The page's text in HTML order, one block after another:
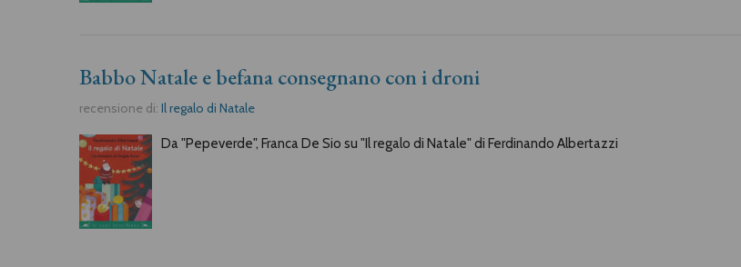
Babbo Natale e befana consegnano con i droni
recensione di: Il regalo di Natale
Da "Pepeverde", Franca De Sio su "Il regalo di Natale" di Ferdinando Albertazzi